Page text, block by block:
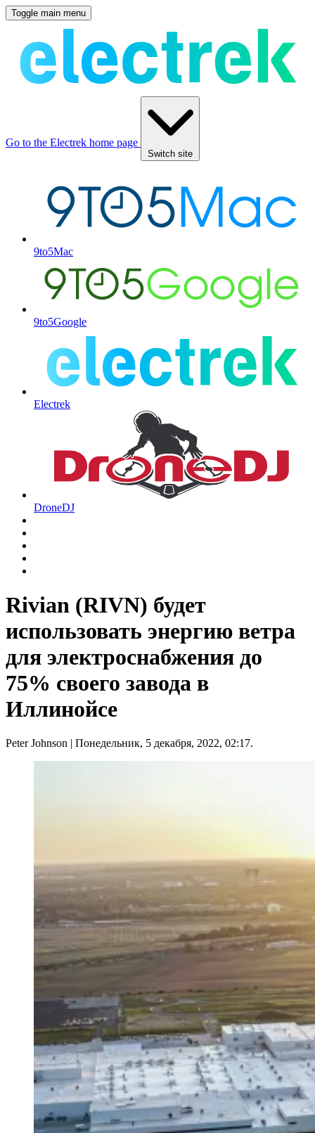
Toggle main menu
Go to the Electrek home page
Switch site
9to5Mac
9to5Google
Electrek
DroneDJ
Rivian (RIVN) будет
использовать энергию ветра
для электроснабжения до
75% своего завода в
Иллинойсе
Peter Johnson | Понедельник, 5 декабря, 2022, 02:17.